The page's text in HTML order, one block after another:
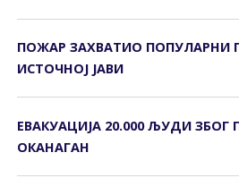
ПОЖАР ЗАХВАТИО ПОПУЛАРНИ
ИСТОЧНОЈ ЈАВИ
ЕВАКУАЦИЈА 20.000 ЉУДИ ЗБОГ
ОКАНАГАН